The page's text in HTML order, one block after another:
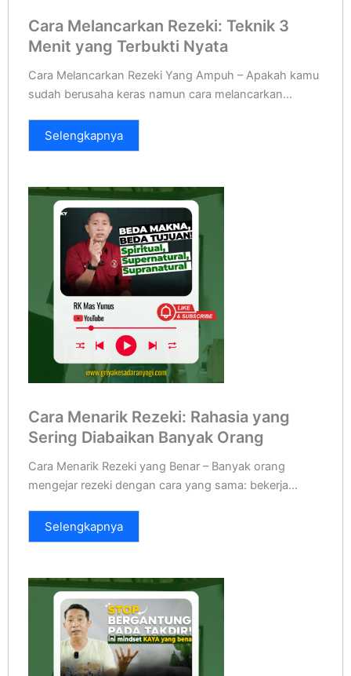
Cara Melancarkan Rezeki: Teknik 3
Menit yang Terbukti Nyata
Cara Melancarkan Rezeki Yang Ampuh – Apakah kamu
sudah berusaha keras namun cara melancarkan...
Selengkapnya
Cara Menarik Rezeki: Rahasia yang
Sering Diabaikan Banyak Orang
Cara Menarik Rezeki yang Benar – Banyak orang
mengejar rezeki dengan cara yang sama: bekerja...
Selengkapnya